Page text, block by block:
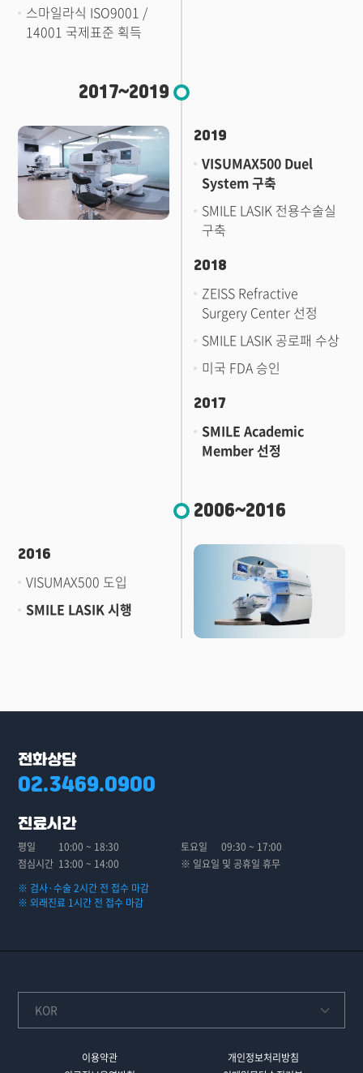
스마일라식 ISO9001 /
14001 국제표준 획득
2017~2019
2019
VISUMAX500 Duel
System 구축
SMILE LASIK 전용수술실
구축
2018
ZEISS Refractive
Surgery Center 선정
SMILE LASIK 공로패 수상
미국 FDA 승인
2017
SMILE Academic
Member 선정
2006~2016
2016
VISUMAX500 도입
SMILE LASIK 시행
전화상담
02.3469.0900
진료시간
평일
10:00 ~ 18:30 토요일
09:30 ~ 17:00
점심시간 13:00 ~ 14:00
※ 일요일 및 공휴일 휴무
※ 검사·수술 2시간 전 접수 마감
※ 외래진료 1시간 전 접수 마감
이용약관
개인정보처리방침